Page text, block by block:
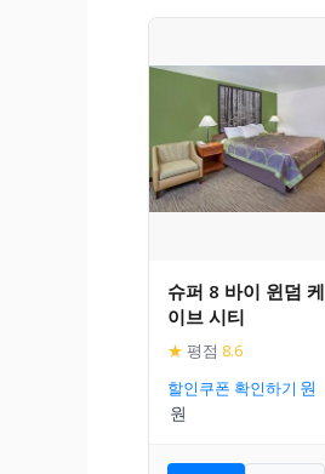
슈퍼 8 바이 윈덤 케
이브 시티
★ 평점 8.6
할인쿠폰 확인하기